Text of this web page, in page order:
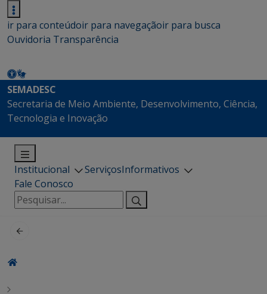
ir para conteúdoir para navegaçãoir para busca
Ouvidoria Transparência
SEMADESC
Secretaria de Meio Ambiente, Desenvolvimento, Ciência,
Tecnologia e Inovação
Institucional ServiçosInformativos
Fale Conosco
Pesquisar
por: